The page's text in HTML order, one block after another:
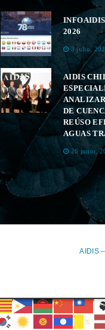
2026
3 julio,
AIDIS
DE
REÚSO
AGUAS
26 junio,
AIDIS